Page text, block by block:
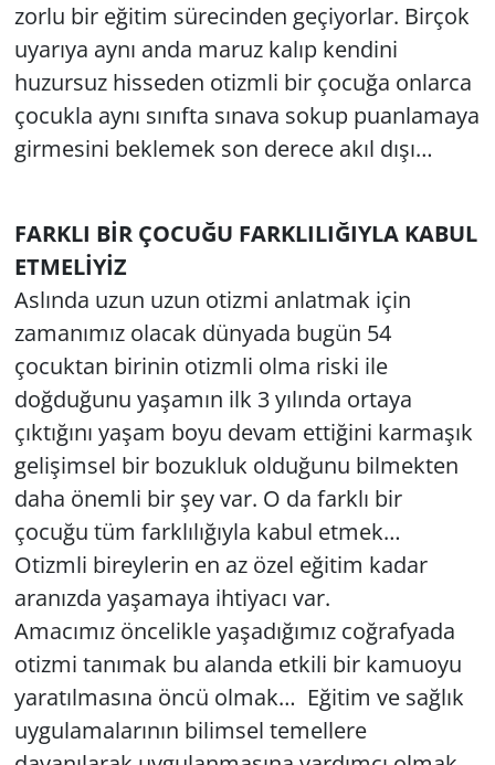
zorlu bir eğitim sürecinden geçiyorlar. Birçok
uyarıya aynı anda maruz kalıp kendini
huzursuz hisseden otizmli bir çocuğa onlarca
çocukla aynı sınıfta sınava sokup puanlamaya
girmesini beklemek son derece akıl dışı…
FARKLI BİR ÇOCUĞU FARKLILIĞIYLA KABUL
ETMELİYİZ
Aslında uzun uzun otizmi anlatmak için
zamanımız olacak dünyada bugün 54
çocuktan birinin otizmli olma riski ile
doğduğunu yaşamın ilk 3 yılında ortaya
çıktığını yaşam boyu devam ettiğini karmaşık
gelişimsel bir bozukluk olduğunu bilmekten
daha önemli bir şey var. O da farklı bir
çocuğu tüm farklılığıyla kabul etmek…
Otizmli bireylerin en az özel eğitim kadar
aranızda yaşamaya ihtiyacı var.
Amacımız öncelikle yaşadığımız coğrafyada
otizmi tanımak bu alanda etkili bir kamuoyu
yaratılmasına öncü olmak… Eğitim ve sağlık
uygulamalarının bilimsel temellere